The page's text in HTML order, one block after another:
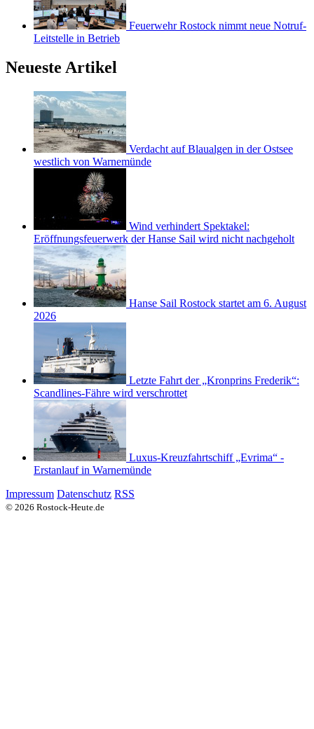
Feuerwehr Rostock nimmt neue Notruf-
Leitstelle in Betrieb
Neueste Artikel
Verdacht auf Blaualgen in der Ostsee
westlich von Warnemünde
Wind verhindert Spektakel:
Eröffnungsfeuerwerk der Hanse Sail wird nicht nachgeholt
Hanse Sail Rostock startet am 6. August
2026
Letzte Fahrt der „Kronprins Frederik“:
Scandlines-Fähre wird verschrottet
Luxus-Kreuzfahrtschiff „Evrima“ -
Erstanlauf in Warnemünde
Impressum Datenschutz RSS
© 2026 Rostock-Heute.de